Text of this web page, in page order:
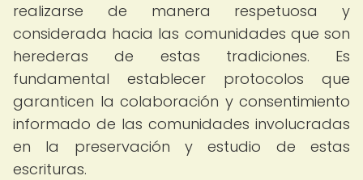
realizarse de manera respetuosa y
considerada hacia las comunidades que son
herederas de estas tradiciones. Es
fundamental establecer protocolos que
garanticen la colaboración y consentimiento
informado de las comunidades involucradas
en la preservación y estudio de estas
escrituras.